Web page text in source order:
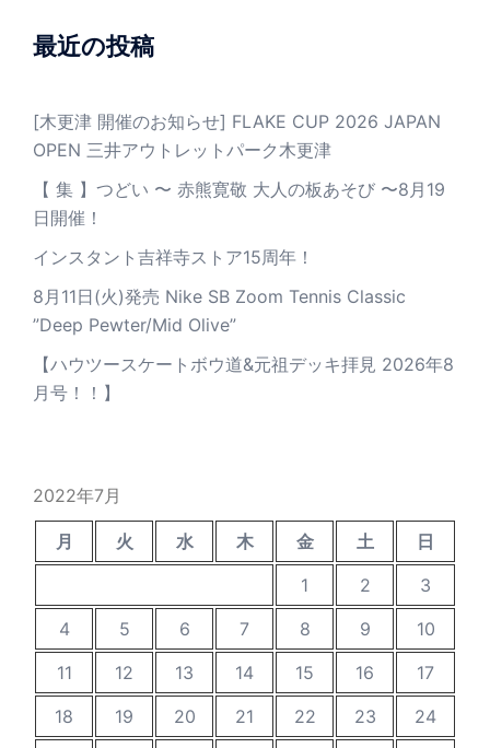
最近の投稿
[木更津 開催のお知らせ] FLAKE CUP 2026 JAPAN
OPEN 三井アウトレットパーク木更津
【 集 】つどい 〜 赤熊寛敬 大人の板あそび 〜8月19
日開催！
インスタント吉祥寺ストア15周年！
8月11日(火)発売 Nike SB Zoom Tennis Classic
”Deep Pewter/Mid Olive”
【ハウツースケートボウ道&元祖デッキ拝見 2026年8
月号！！】
2022年7月
月 火 水 木 金 土
日
1
2
3
4
5 6 7 8 9
10
11
12 13 14 15 16
17
18
19 20 21 22 23
24